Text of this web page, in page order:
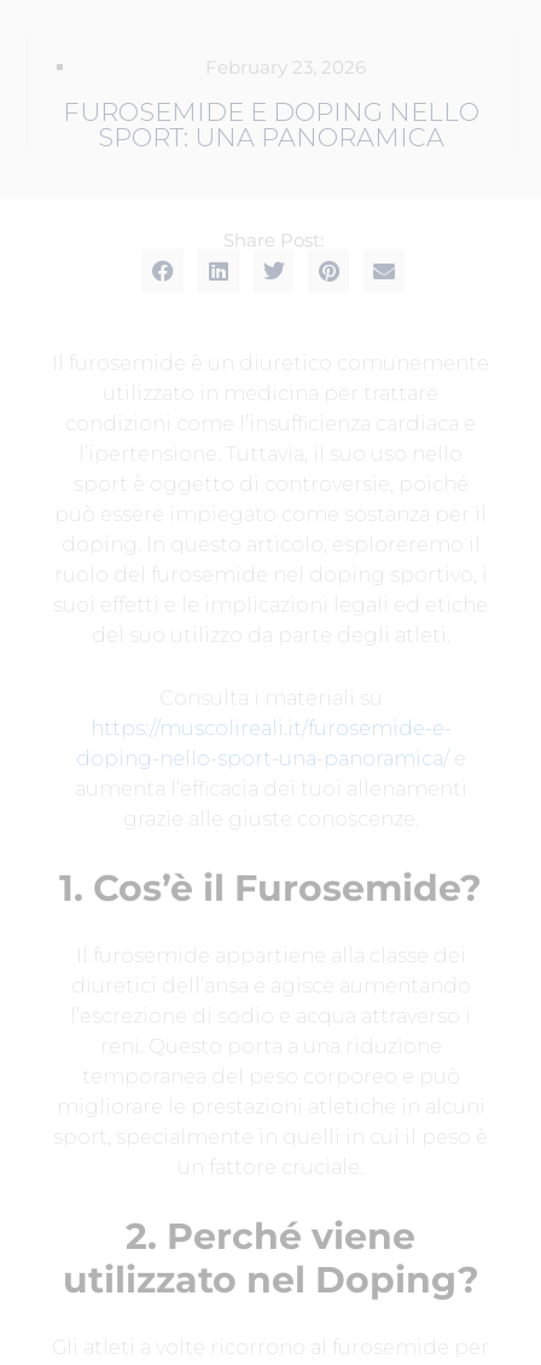
February 23, 2026
FUROSEMIDE E DOPING NELLO
SPORT: UNA PANORAMICA
Share Post:
Il furosemide è un diuretico comunemente
utilizzato in medicina per trattare
condizioni come l’insufficienza cardiaca e
l’ipertensione. Tuttavia, il suo uso nello
sport è oggetto di controversie, poiché
può essere impiegato come sostanza per il
doping. In questo articolo, esploreremo il
ruolo del furosemide nel doping sportivo, i
suoi effetti e le implicazioni legali ed etiche
del suo utilizzo da parte degli atleti.
Consulta i materiali su
https://muscolireali.it/furosemide-e-
doping-nello-sport-una-panoramica/e
aumenta l’efficacia dei tuoi allenamenti
grazie alle giuste conoscenze.
1. Cos’è il Furosemide?
Il furosemide appartiene alla classe dei
diuretici dell’ansa e agisce aumentando
l’escrezione di sodio e acqua attraverso i
reni. Questo porta a una riduzione
temporanea del peso corporeo e può
migliorare le prestazioni atletiche in alcuni
sport, specialmente in quelli in cui il peso è
un fattore cruciale.
2. Perché viene
utilizzato nel Doping?
Gli atleti a volte ricorrono al furosemide per